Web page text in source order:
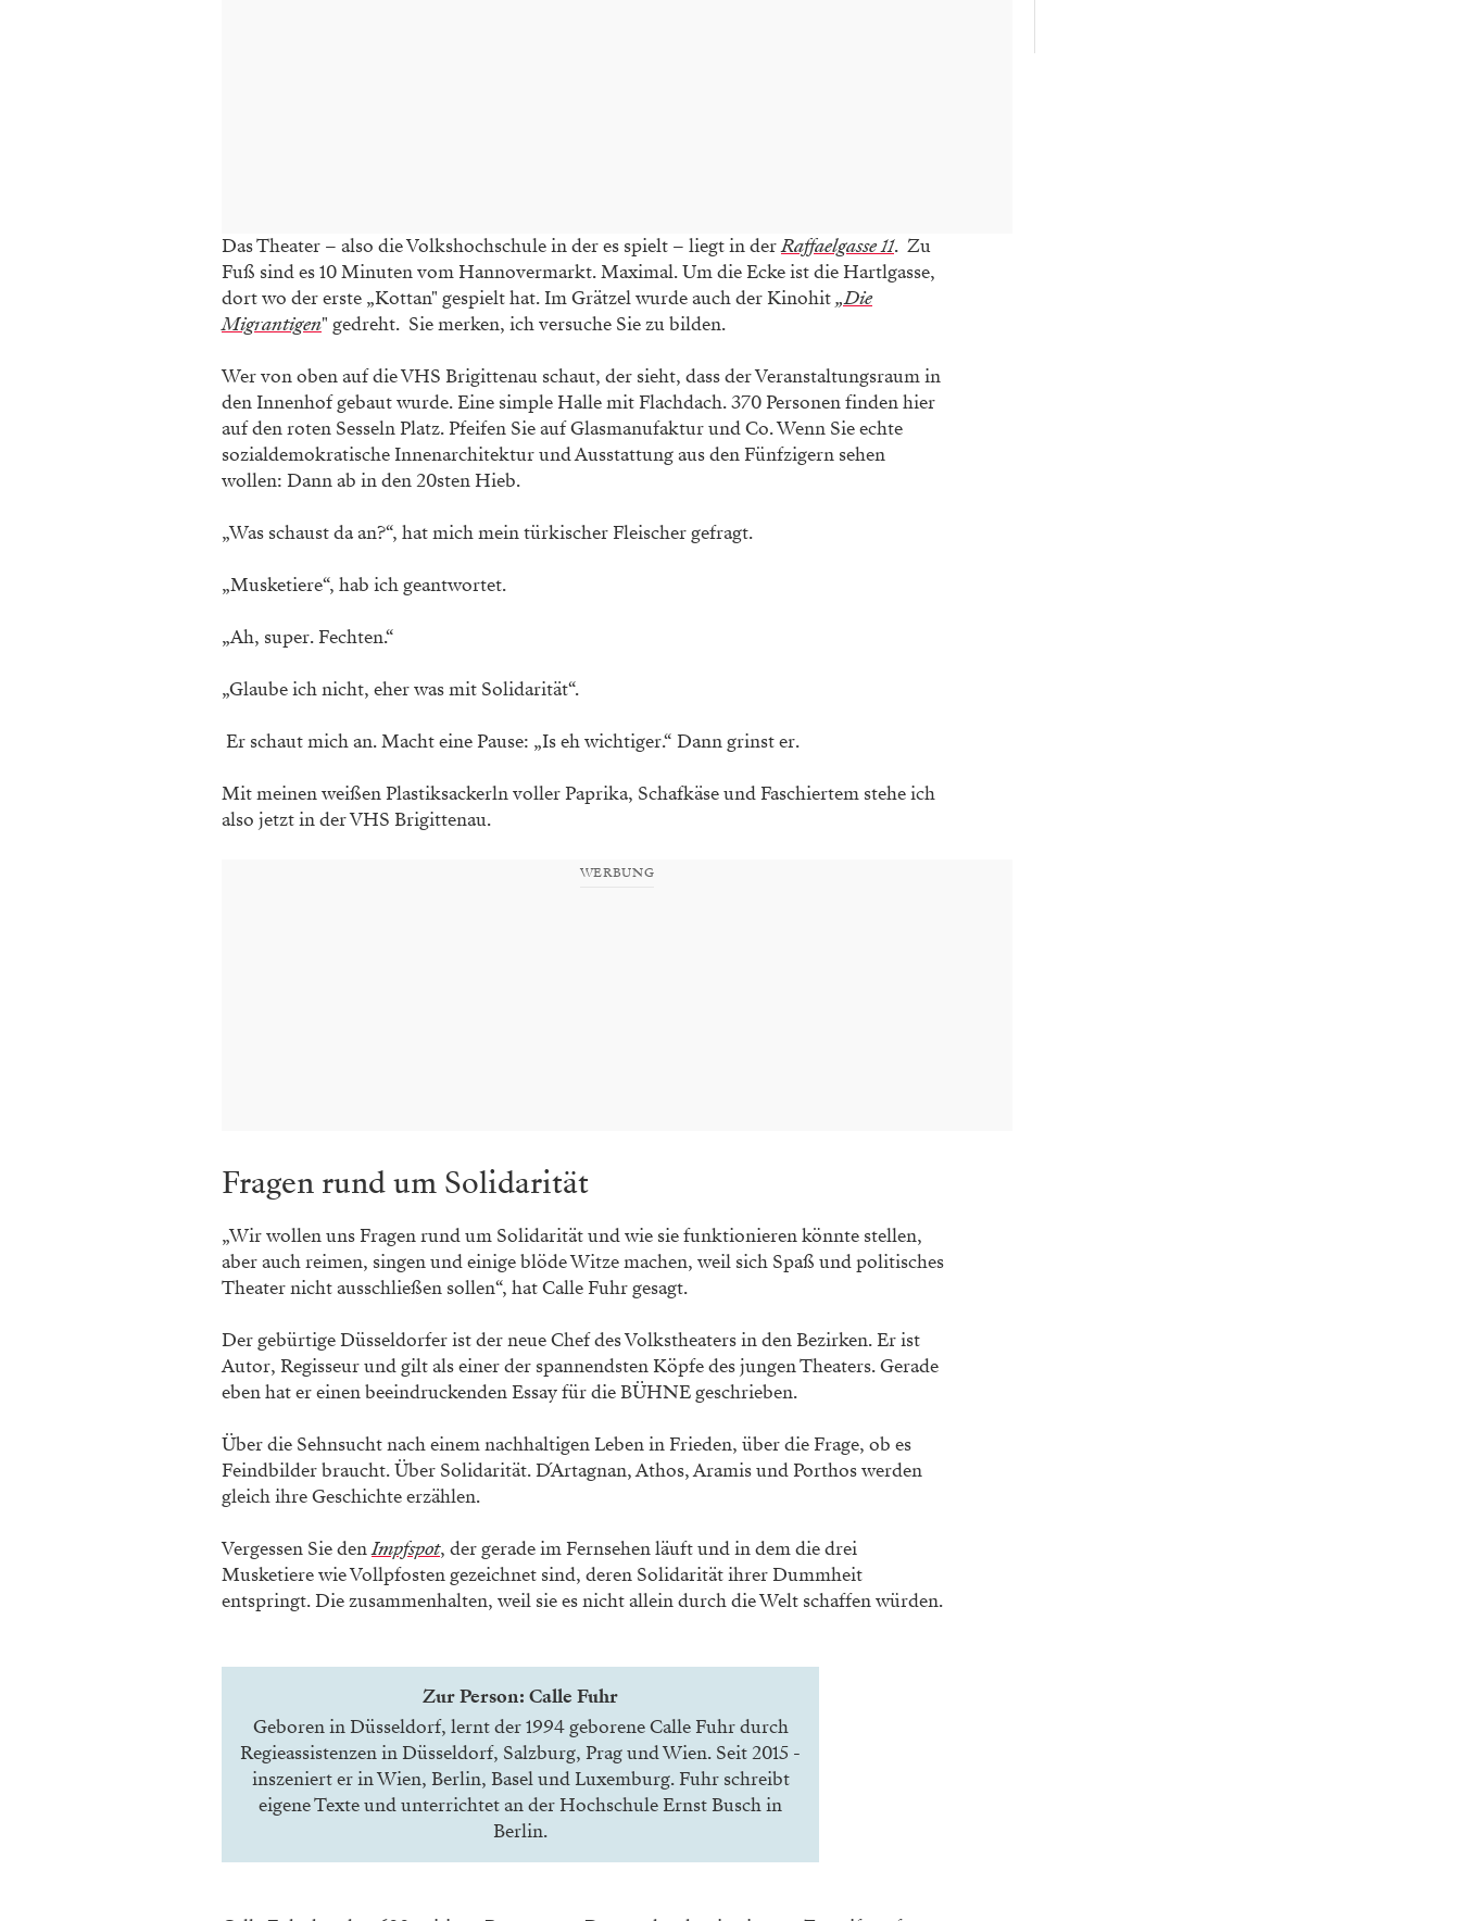
Das Theater – also die Volkshochschule in der es spielt – liegt in derRaffaelgasse 11. Zu
Fuß sind es 10 Minuten vom Hannovermarkt. Maximal. Um die Ecke ist die Hartlgasse,
dort wo der erste „Kottan" gespielt hat. Im Grätzel wurde auch der Kinohit„Die
Migrantigen" gedreht. Sie merken, ich versuche Sie zu bilden.
Wer von oben auf die VHS Brigittenau schaut, der sieht, dass der Veranstaltungsraum in
den Innenhof gebaut wurde. Eine simple Halle mit Flachdach. 370 Personen finden hier
auf den roten Sesseln Platz. Pfeifen Sie auf Glasmanufaktur und Co. Wenn Sie echte
sozialdemokratische Innenarchitektur und Ausstattung aus den Fünfzigern sehen
wollen: Dann ab in den 20sten Hieb.
„Was schaust da an?“, hat mich mein türkischer Fleischer gefragt.
„Musketiere“, hab ich geantwortet.
„Ah, super. Fechten.“
„Glaube ich nicht, eher was mit Solidarität“.
Er schaut mich an. Macht eine Pause: „Is eh wichtiger.“ Dann grinst er.
Mit meinen weißen Plastiksackerln voller Paprika, Schafkäse und Faschiertem stehe ich
also jetzt in der VHS Brigittenau.
WERBUNG
Fragen rund um Solidarität
„Wir wollen uns Fragen rund um Solidarität und wie sie funktionieren könnte stellen,
aber auch reimen, singen und einige blöde Witze machen, weil sich Spaß und politisches
Theater nicht ausschließen sollen“, hat Calle Fuhr gesagt.
Der gebürtige Düsseldorfer ist der neue Chef des Volkstheaters in den Bezirken. Er ist
Autor, Regisseur und gilt als einer der spannendsten Köpfe des jungen Theaters. Gerade
eben hat er einen beeindruckenden Essay für die BÜHNE geschrieben.
Über die Sehnsucht nach einem nachhaltigen Leben in Frieden, über die Frage, ob es
Feindbilder braucht. Über Solidarität. D´Artagnan, Athos, Aramis und Porthos werden
gleich ihre Geschichte erzählen.
Vergessen Sie denImpfspot, der gerade im Fernsehen läuft und in dem die drei
Musketiere wie Vollpfosten gezeichnet sind, deren Solidarität ihrer Dummheit
entspringt. Die zusammenhalten, weil sie es nicht allein durch die Welt schaffen würden.
Zur Person: Calle Fuhr
Geboren in Düsseldorf, lernt der 1994 geborene Calle Fuhr durch
Regieassistenzen in Düsseldorf, Salzburg, Prag und Wien. Seit 2015 ­
inszeniert er in Wien, Berlin, Basel und Luxemburg. Fuhr schreibt
eigene Texte und unterrichtet an der Hochschule Ernst Busch in
Berlin.